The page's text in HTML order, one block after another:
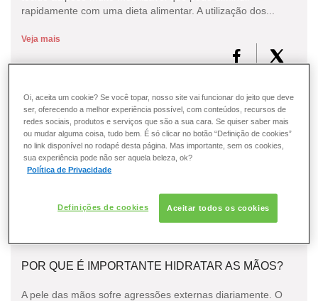
rapidamente com uma dieta alimentar. A utilização dos...
Veja mais
O QUE SIGNIFICA PH?
Abreviação de “potencial hidrogeniônico”. Se o pH é inferior
a 7, a solução é ácida. Se é igual a 7, é neutra. Se é superior
a 7, é básica ou alcalina.O pH da...
POR QUE É IMPORTANTE HIDRATAR AS MÃOS?
A pele das mãos sofre agressões externas diariamente. O
Oi, aceita um cookie? Se você topar, nosso site vai funcionar do jeito que deve
ser, oferecendo a melhor experiência possível, com conteúdos, recursos de
redes sociais, produtos e serviços que são a sua cara. Se quiser saber mais
ou mudar alguma coisa, tudo bem. É só clicar no botão “Definição de cookies”
no link disponível no rodapé desta página. Mas importante, sem os cookies,
sua experiência pode não ser aquela beleza, ok?
Política de Privacidade
Definições de cookies Aceitar todos os cookies